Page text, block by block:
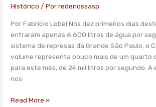
Histórico / Porredenossasp
Por Fabrício Lobel Nos dez primeiros dias
entraram apenas 6.600 litros de água por
sistema de represas da Grande São Paulo, o
volume representa pouco mais de um quarto
para este mês, de 24 mil litros por segundo. A
nos
recebe
1/4
da
água
esperada
para
agosto
Read More »